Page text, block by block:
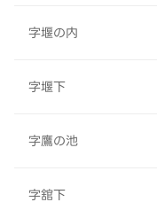
字堰の内
字堰下
字鷹の池
字舘下